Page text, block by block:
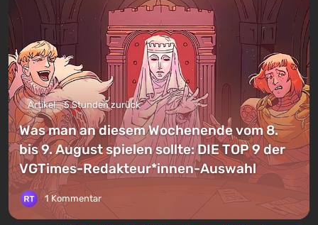
Artikel 5 Stunden zurück
Was man an diesem Wochenende vom 8.
bis 9. August spielen sollte: DIE TOP 9 der
VGTimes-Redakteur*innen-Auswahl
1 Kommentar